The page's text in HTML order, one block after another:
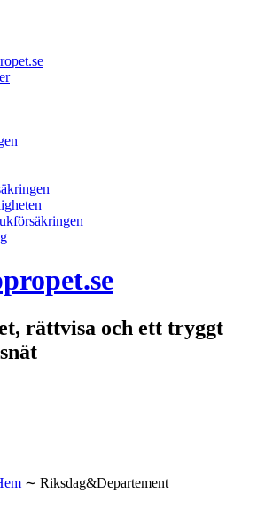
rättvisa och ett tryggt
∼ Riksdag&Departement